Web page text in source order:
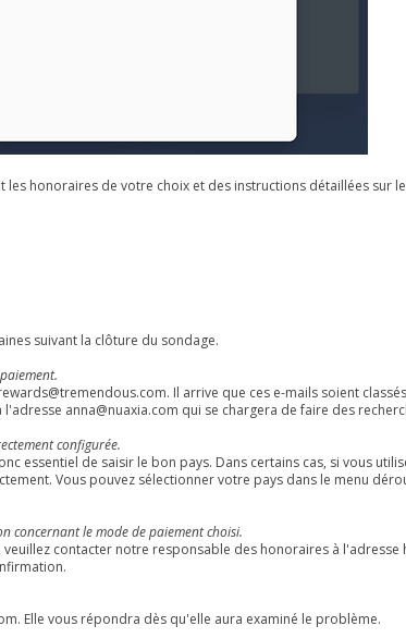
les honoraires de votre choix et des instructions détaillées sur
suivant la clôture du sondage.
. Il arrive que ces e-mails soient
l'adresse anna@nuaxia.com qui se chargera de faire des
configurée.
essentiel de saisir le bon pays. Dans certains cas, si vous
Vous pouvez sélectionner votre pays dans le menu
concernant le mode de paiement choisi.
contacter notre responsable des honoraires à l'adresse
. Elle vous répondra dès qu'elle aura examiné le problème.